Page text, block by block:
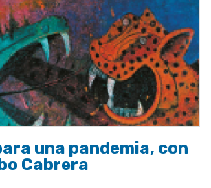
una pandemia, con
Cabrera